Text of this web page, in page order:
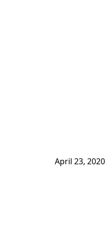
April 23, 2020